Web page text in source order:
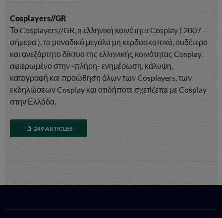
Cosplayers//GR
Το Cosplayers//GR, η ελληνική κοινότητα Cosplay ( 2007 –
σήμερα ), το μοναδικό μεγάλο μη κερδοσκοπικό, ουδέτερο
και ανεξάρτητο δίκτυο της ελληνικής κοινότητας Cosplay,
αφιερωμένο στην -πλήρη- ενημέρωση, κάλυψη,
καταγραφή και προώθηση όλων των Cosplayers, των
εκδηλώσεων Cosplay και οτιδήποτε σχετίζεται με Cosplay
στην Ελλάδα.
249 ARTICLES